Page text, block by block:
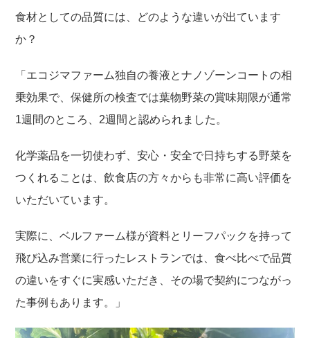
食材としての品質には、どのような違いが出ています
か？
「エコジマファーム独自の養液とナノゾーンコートの相
乗効果で、保健所の検査では葉物野菜の賞味期限が通常
1週間のところ、 2週 間 と認められました。
化学薬品を一切使わず、安心・安全で日持ちする野菜を
つくれることは、飲食店の方々からも非常に高い評価を
いただいています。
実際に、ベルファーム様が資料とリーフパックを持って
飛び込み営業に行ったレストランでは、食べ比べで品質
の違いをすぐに実感いただき、その場で契約につながっ
た事例もあります。」